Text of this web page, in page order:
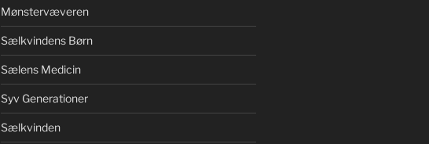
Mønstervæveren
Sælkvindens Børn
Sælens Medicin
Syv Generationer
Sælkvinden